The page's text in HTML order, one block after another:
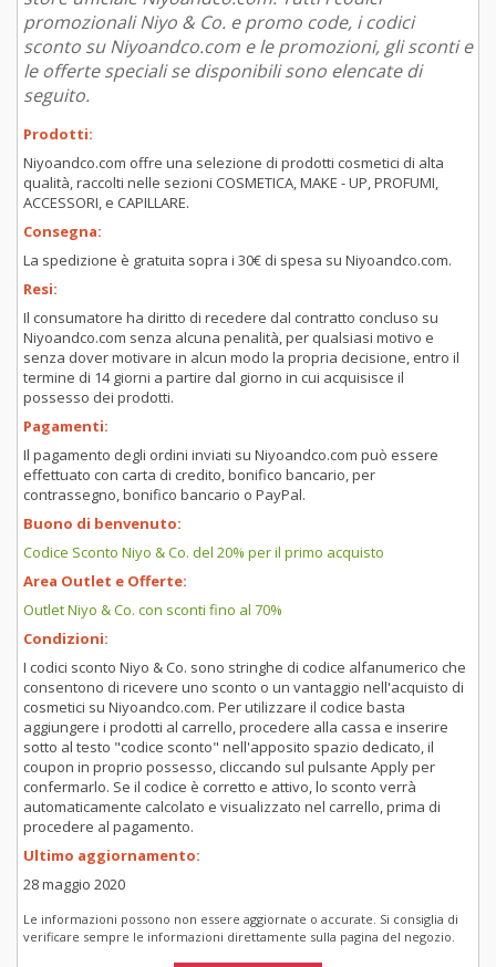
promozionali Niyo & Co. e promo code, i codici
sconto su Niyoandco.com e le promozioni, gli sconti e
le offerte speciali se disponibili sono elencate di
seguito.
Prodotti:
Niyoandco.com offre una selezione di prodotti cosmetici di alta
qualità, raccolti nelle sezioni COSMETICA, MAKE - UP, PROFUMI,
ACCESSORI, e CAPILLARE.
Consegna:
La spedizione è gratuita sopra i 30€ di spesa su Niyoandco.com.
Resi:
Il consumatore ha diritto di recedere dal contratto concluso su
Niyoandco.com senza alcuna penalità, per qualsiasi motivo e
senza dover motivare in alcun modo la propria decisione, entro il
termine di 14 giorni a partire dal giorno in cui acquisisce il
possesso dei prodotti.
Pagamenti:
Il pagamento degli ordini inviati su Niyoandco.com può essere
effettuato con carta di credito, bonifico bancario, per
contrassegno, bonifico bancario o PayPal.
Buono di benvenuto:
Codice Sconto Niyo & Co. del 20% per il primo acquisto
Area Outlet e Offerte:
Outlet Niyo & Co. con sconti fino al 70%
Condizioni:
I codici sconto Niyo & Co. sono stringhe di codice alfanumerico che
consentono di ricevere uno sconto o un vantaggio nell'acquisto di
cosmetici su Niyoandco.com. Per utilizzare il codice basta
aggiungere i prodotti al carrello, procedere alla cassa e inserire
sotto al testo "codice sconto" nell'apposito spazio dedicato, il
coupon in proprio possesso, cliccando sul pulsante Apply per
confermarlo. Se il codice è corretto e attivo, lo sconto verrà
automaticamente calcolato e visualizzato nel carrello, prima di
procedere al pagamento.
Ultimo aggiornamento:
28 maggio 2020
Le informazioni possono non essere aggiornate o accurate. Si consiglia di
verificare sempre le informazioni direttamente sulla pagina del negozio.